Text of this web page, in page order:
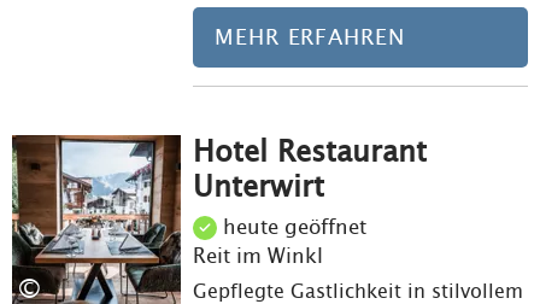
MEHR ERFAHREN
©
Hotel Restaurant
Unterwirt
heute geöffnet
Reit im Winkl
Gepflegte Gastlichkeit in stilvollem